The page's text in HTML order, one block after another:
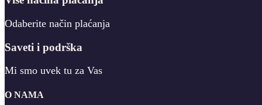
Odaberite način plaćanja
Saveti i podrška
Mi smo uvek tu za Vas
O NAMA